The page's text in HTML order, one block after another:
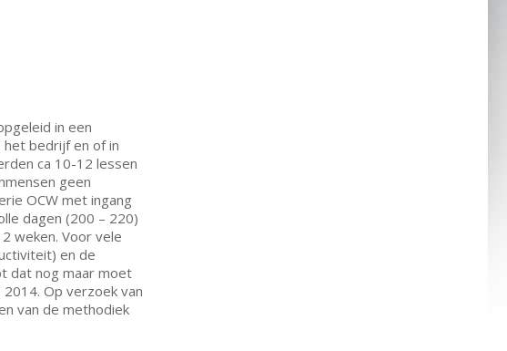
in een
bedrijf en of in
ca 10-12 lessen
geen
OCW met ingang
dagen (200 – 220)
weken. Voor vele
en de
dat nog maar moet
Op verzoek van
van de methodiek